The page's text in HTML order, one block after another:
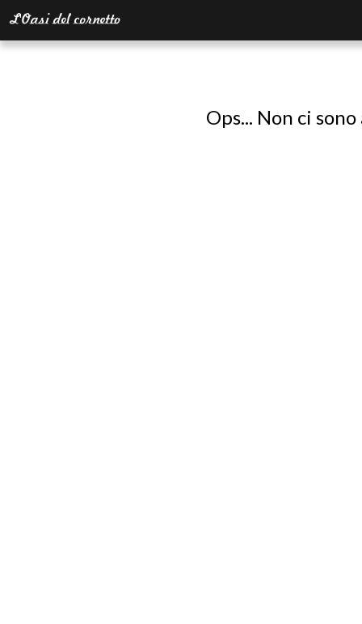
Ops... Non ci